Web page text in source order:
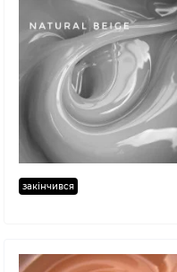
закінчився